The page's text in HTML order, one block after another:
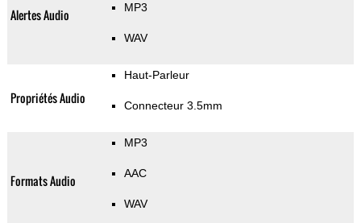
Alertes Audio MP3
WAV
Propriétés Audio
Haut-Parleur
Connecteur 3.5mm
Formats Audio
MP3
AAC
WAV